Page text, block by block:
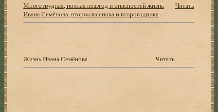
Многотрудная, полная невзгод и опасностей жизнь
Ивана Семёнова, второклассника и второгодника
Читать
Жизнь Ивана Семёнова Читать